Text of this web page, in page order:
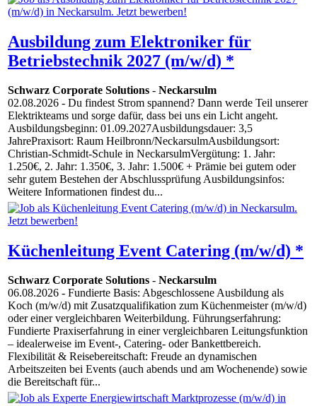
Ausbildung zum Elektroniker für
Betriebstechnik 2027 (m/w/d) *
Schwarz Corporate Solutions - Neckarsulm
02.08.2026 - Du findest Strom spannend? Dann werde Teil unserer
Elektrikteams und sorge dafür, dass bei uns ein Licht angeht.
Ausbildungsbeginn: 01.09.2027Ausbildungsdauer: 3,5
JahrePraxisort: Raum Heilbronn/NeckarsulmAusbildungsort:
Christian-Schmidt-Schule in NeckarsulmVergütung: 1. Jahr:
1.250€, 2. Jahr: 1.350€, 3. Jahr: 1.500€ + Prämie bei gutem oder
sehr gutem Bestehen der Abschlussprüfung Ausbildungsinfos:
Weitere Informationen findest du...
Küchenleitung Event Catering (m/w/d) *
Schwarz Corporate Solutions - Neckarsulm
06.08.2026 - Fundierte Basis: Abgeschlossene Ausbildung als
Koch (m/w/d) mit Zusatzqualifikation zum Küchenmeister (m/w/d)
oder einer vergleichbaren Weiterbildung. Führungserfahrung:
Fundierte Praxiserfahrung in einer vergleichbaren Leitungsfunktion
– idealerweise im Event-, Catering- oder Bankettbereich.
Flexibilität & Reisebereitschaft: Freude an dynamischen
Arbeitszeiten bei Events (auch abends und am Wochenende) sowie
die Bereitschaft für...